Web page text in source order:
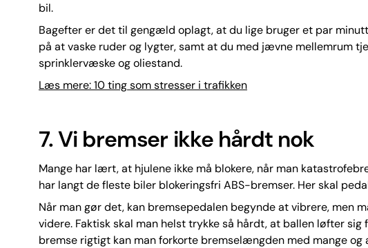
bil.
Bagefter er det til gengæld oplagt, at du lige bruger et par
på at vaske ruder og lygter, samt at du med jævne mellemrum
sprinklervæske og oliestand.
Læs mere: 10 ting som stresser i trafikken
7. Vi bremser ikke hårdt nok
Mange har lært, at hjulene ikke må blokere, når man
har langt de fleste biler blokeringsfri ABS-bremser. Her skal
Når man gør det, kan bremsepedalen begynde at vibrere, men
videre. Faktisk skal man helst trykke så hårdt, at ballen løfter
bremse rigtigt kan man forkorte bremselængden med mange og